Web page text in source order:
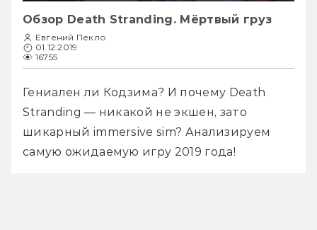
Обзор Death Stranding. Мёртвый груз
Евгений Пекло
01.12.2019
16755
Гениален ли Кодзима? И почему Death
Stranding — никакой не экшен, зато
шикарный immersive sim? Анализируем
самую ожидаемую игру 2019 года!